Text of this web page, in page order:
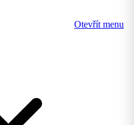
Otevřít menu